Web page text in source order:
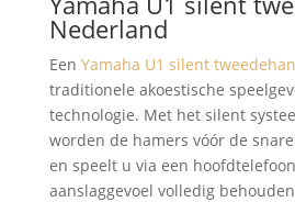
Nederland
Een Yamaha U1 silent
traditionele akoestische
technologie. Met het silent
worden de hamers vóór de
en speelt u via een
aanslaggevoel volledig